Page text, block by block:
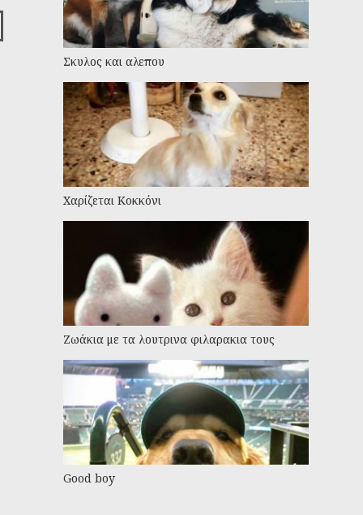
Σκυλος και αλεπου
Χαρίζεται Κοκκόνι
Ζωάκια με τα λουτρινα φιλαρακια τους
Good boy